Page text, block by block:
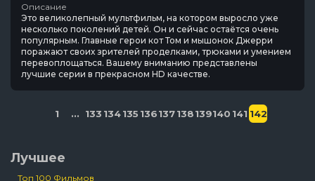
Описание
Это великолепный мультфильм, на котором выросло уже
несколько поколений детей. Он и сейчас остаётся очень
популярным. Главные герои кот Том и мышонок Джерри
поражают своих зрителей проделками, трюками и умением
перевоплощаться. Вашему вниманию представлены
лучшие серии в прекрасном HD качестве.
1 ... 133 134 135 136137138139140 141 142
Лучшее
Топ 100 Фильмов